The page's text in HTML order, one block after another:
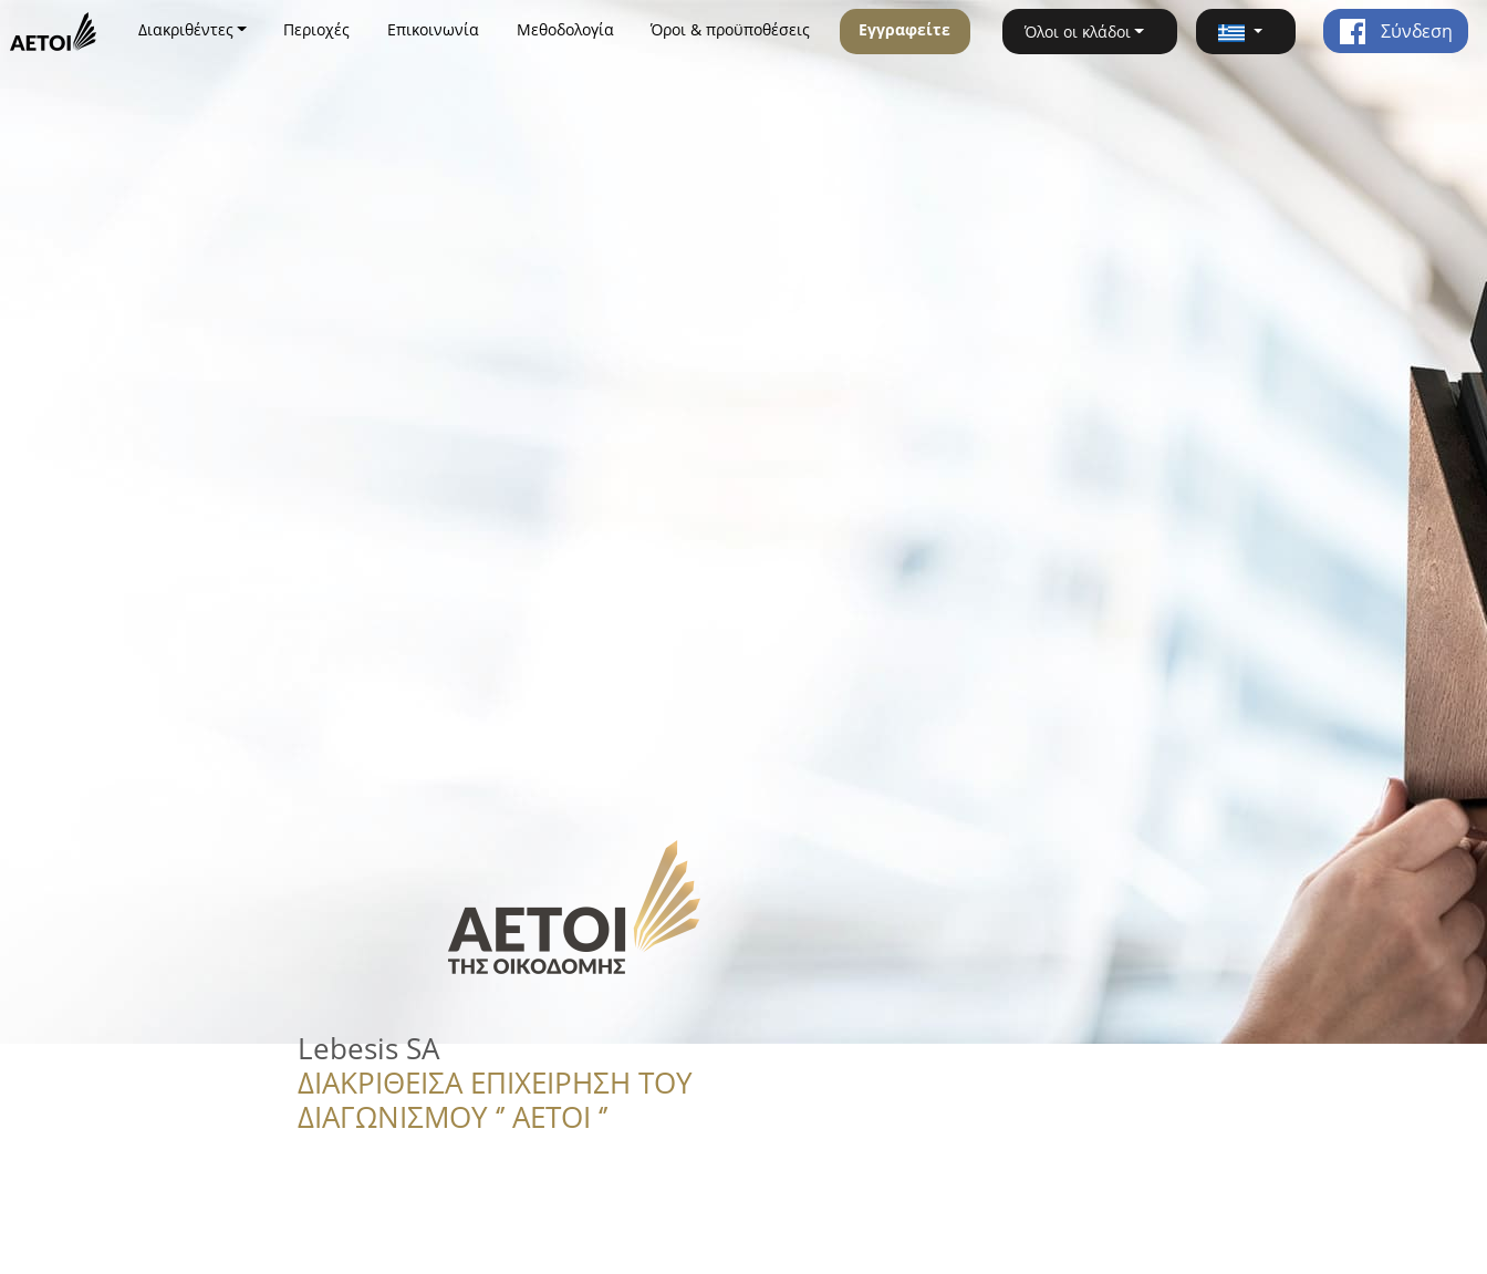
Διακριθέντες Περιοχές Επικοινωνία Μεθοδολογία Όροι & προϋποθέσεις Εγγραφείτε Όλοι οι κλάδοι Σύνδεση
Lebesis SA
ΔΙΑΚΡΙΘΕΙΣΑ ΕΠΙΧΕΙΡΗΣΗ ΤΟΥ
ΔΙΑΓΩΝΙΣΜΟΥ ‘’ ΑΕΤΟΙ ‘’